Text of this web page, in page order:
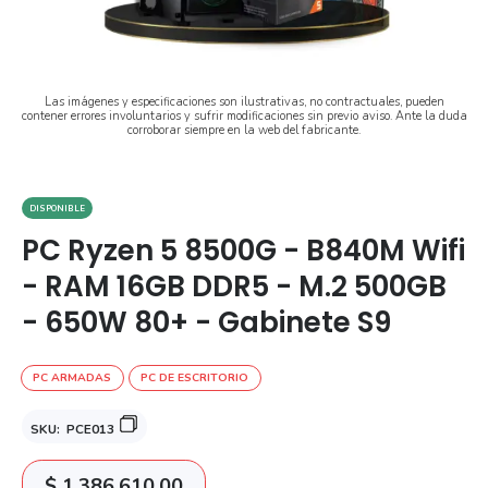
Las imágenes y especificaciones son ilustrativas, no contractuales, pueden
contener errores involuntarios y sufrir modificaciones sin previo aviso. Ante la duda
corroborar siempre en la web del fabricante.
DISPONIBLE
PC Ryzen 5 8500G - B840M Wifi
- RAM 16GB DDR5 - M.2 500GB
- 650W 80+ - Gabinete S9
PC ARMADAS PC DE ESCRITORIO
SKU: PCE013